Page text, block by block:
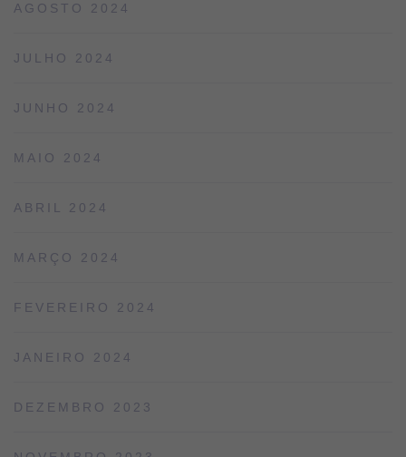
AGOSTO 2024
JULHO 2024
JUNHO 2024
MAIO 2024
ABRIL 2024
MARÇO 2024
FEVEREIRO 2024
JANEIRO 2024
DEZEMBRO 2023